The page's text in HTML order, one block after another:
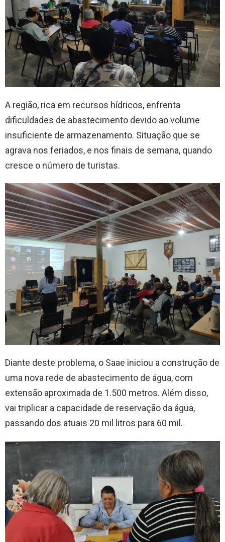
A região, rica em recursos hídricos, enfrenta
dificuldades de abastecimento devido ao volume
insuficiente de armazenamento. Situação que se
agrava nos feriados, e nos finais de semana, quando
cresce o número de turistas.
Diante deste problema, o Saae iniciou a construção de
uma nova rede de abastecimento de água, com
extensão aproximada de 1.500 metros. Além disso,
vai triplicar a capacidade de reservação da água,
passando dos atuais 20 mil litros para 60 mil.